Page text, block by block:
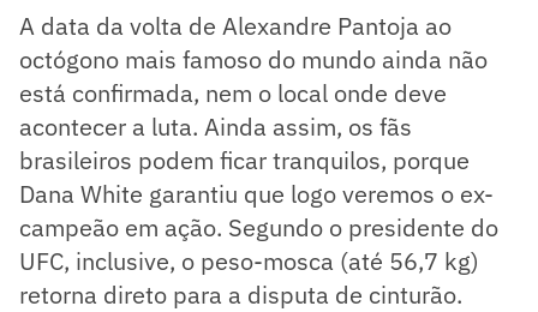
A data da volta de Alexandre Pantoja ao
octógono mais famoso do mundo ainda não
está confirmada, nem o local onde deve
acontecer a luta. Ainda assim, os fãs
brasileiros podem ficar tranquilos, porque
Dana White garantiu que logo veremos o ex-
campeão em ação. Segundo o presidente do
UFC, inclusive, o peso-mosca (até 56,7 kg)
retorna direto para a disputa de cinturão.